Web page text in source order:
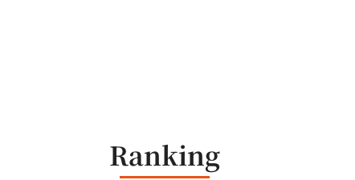
Ranking